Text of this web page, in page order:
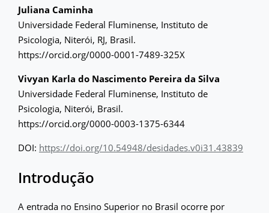
Juliana Caminha
Universidade Federal Fluminense, Instituto de
Psicologia, Niterói, RJ, Brasil.
https://orcid.org/0000-0001-7489-325X
Vivyan Karla do Nascimento Pereira da Silva
Universidade Federal Fluminense, Instituto de
Psicologia, Niterói, Brasil.
https://orcid.org/0000-0003-1375-6344
DOI: https://doi.org/10.54948/desidades.v0i31.43839
Introdução
A entrada no Ensino Superior no Brasil ocorre por